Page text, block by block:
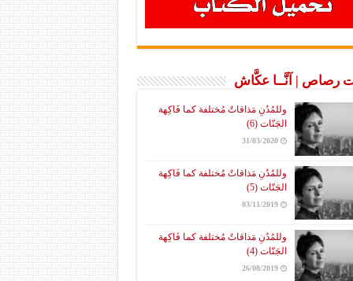
رصاص | آنَّــا عكَّاش
وللمُدُنِ مَذاقاتٌ مُختلفة كما فَاكِهة
الجَنّات (6)
31/03/2020
وللمُدُنِ مَذاقاتٌ مُختلفة كما فَاكِهة
الجَنّات (5)
03/11/2019
وللمُدُنِ مَذاقاتٌ مُختلفة كما فَاكِهة
الجَنّات (4)
26/08/2019